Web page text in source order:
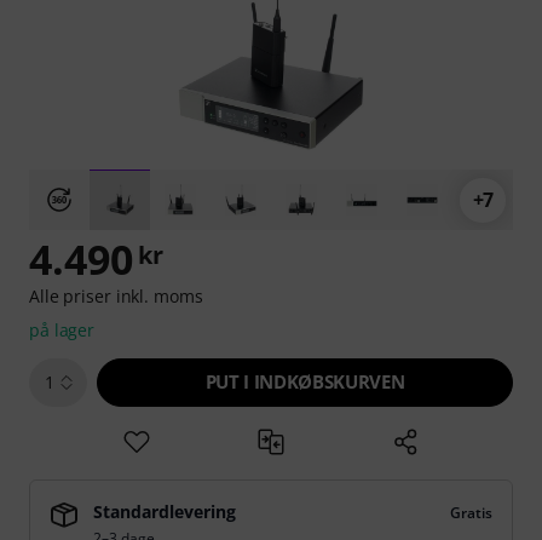
+7
4.490 kr
Alle priser inkl. moms
på lager
1 PUT I INDKØBSKURVEN
Standardlevering
Gratis